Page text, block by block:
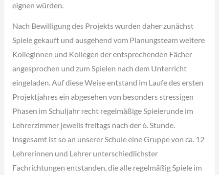
eignen würden.
Nach Bewilligung des Projekts wurden daher zunächst
Spiele gekauft und ausgehend vom Planungsteam weitere
Kolleginnen und Kollegen der entsprechenden Fächer
angesprochen und zum Spielen nach dem Unterricht
eingeladen. Auf diese Weise entstand im Laufe des ersten
Projektjahres ein abgesehen von besonders stressigen
Phasen im Schuljahr recht regelmäßige Spielerunde im
Lehrerzimmer jeweils freitags nach der 6. Stunde.
Insgesamt ist so an unserer Schule eine Gruppe von ca. 12
Lehrerinnen und Lehrer unterschiedlichster
Fachrichtungen entstanden, die alle regelmäßig Spiele im